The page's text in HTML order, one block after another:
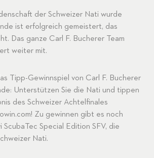
der Schweizer Nati wurde
ist erfolgreich gemeistert, das
Das ganze Carl F. Bucherer Team
weiter mit.
Tipp-Gewinnspiel von Carl F. Bucherer
Unterstützen Sie die Nati und tippen
des Schweizer Achtelfinales
! Zu gewinnen gibt es noch
ScubaTec Special Edition SFV, die
Nati.